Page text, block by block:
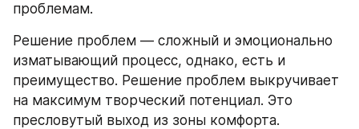
проблемам.
Решение проблем — сложный и эмоционально
изматывающий процесс, однако, есть и
преимущество. Решение проблем выкручивает
на максимум творческий потенциал. Это
пресловутый выход из зоны комфорта.